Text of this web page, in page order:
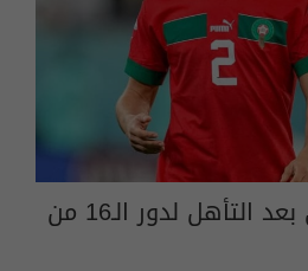
أول تصريح من حكيمي بعد التأهل لدور الـ16 من